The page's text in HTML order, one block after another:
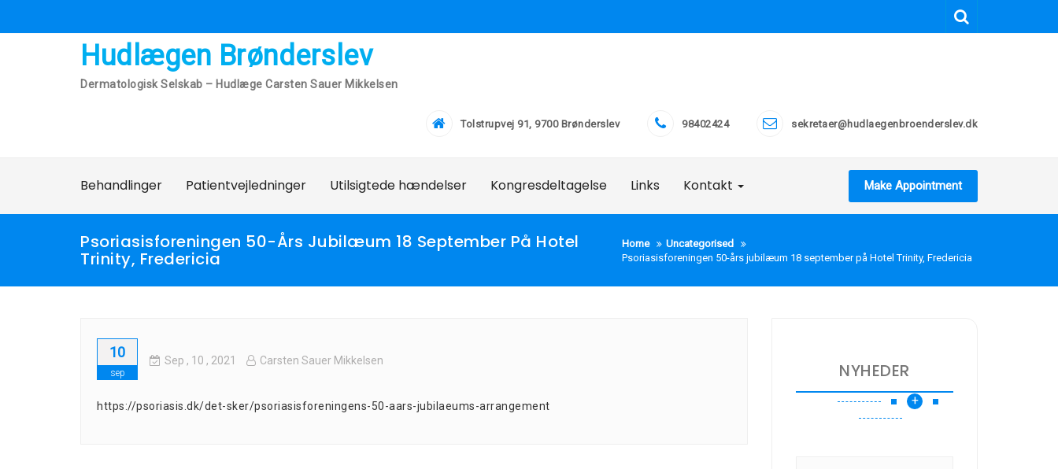
Hudlægen Brønderslev
Dermatologisk Selskab – Hudlæge Carsten Sauer Mikkelsen
Tolstrupvej 91, 9700 Brønderslev 98402424 sekretaer@hudlaegenbroenderslev.dk
Behandlinger Patientvejledninger Utilsigtede hændelser Kongresdeltagelse Links Kontakt Make Appointment
Psoriasisforeningen 50-Års Jubilæum 18 September På Hotel
Trinity, Fredericia
Home
Uncategorised
Psoriasisforeningen 50-års jubilæum 18 september på Hotel Trinity, Fredericia
10
sep
Sep , 10 , 2021 Carsten Sauer Mikkelsen
https://psoriasis.dk/det-sker/psoriasisforeningens-50-aars-jubilaeums-arrangement
NYHEDER
+